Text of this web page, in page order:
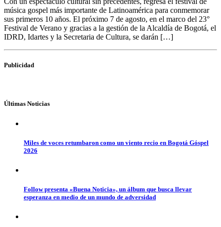
música gospel más importante de Latinoamérica para conmemorar
sus primeros 10 años. El próximo 7 de agosto, en el marco del 23°
Festival de Verano y gracias a la gestión de la Alcaldía de Bogotá, el
IDRD, Idartes y la Secretaria de Cultura, se darán […]
Publicidad
Últimas Noticias
Miles de voces retumbaron como un viento recio en Bogotá Góspel
2026
Follow presenta «Buena Noticia», un álbum que busca llevar
esperanza en medio de un mundo de adversidad